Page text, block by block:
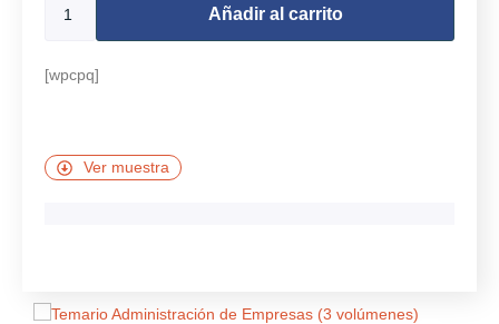
Añadir al carrito
[wpcpq]
Ver muestra